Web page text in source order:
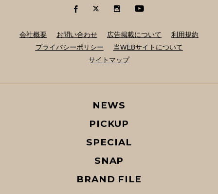
会社概要 お問い合わせ 広告掲載について
利用規約
プライバシーポリシー
当WEBサイトについて
サイトマップ
NEWS
PICKUP
SPECIAL
SNAP
BRAND FILE